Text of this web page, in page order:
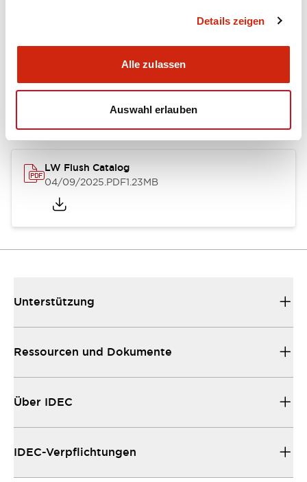
Details zeigen
Alle zulassen
Auswahl erlauben
Dokumente und Dateien
Kataloge & Broschüren Genehmigungen & Standards
LW Flush Catalog
04/09/2025.PDF1.23MB
Unterstützung
Ressourcen und Dokumente
Über IDEC
IDEC-Verpflichtungen